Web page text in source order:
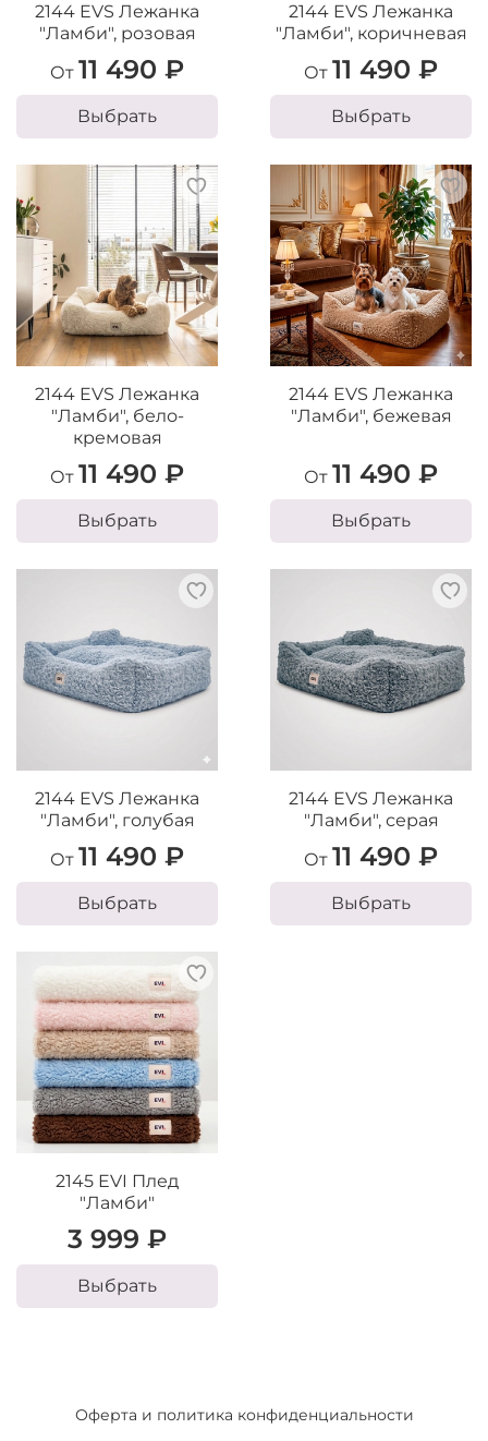
2144 EVS Лежанка
"Ламби", розовая
От 11 490 ₽
Выбрать
2144 EVS Лежанка
"Ламби", коричневая
От 11 490 ₽
Выбрать
2144 EVS Лежанка
"Ламби", бело-
кремовая
От 11 490 ₽
Выбрать
2144 EVS Лежанка
"Ламби", бежевая
От 11 490 ₽
Выбрать
2144 EVS Лежанка
"Ламби", голубая
От 11 490 ₽
Выбрать
2144 EVS Лежанка
"Ламби", серая
От 11 490 ₽
Выбрать
2145 EVI Плед
"Ламби"
3 999 ₽
Выбрать
Оферта и политика конфиденциальности